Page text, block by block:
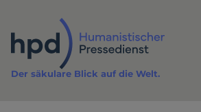
Inhalt
Der säkulare Blick auf die Welt.